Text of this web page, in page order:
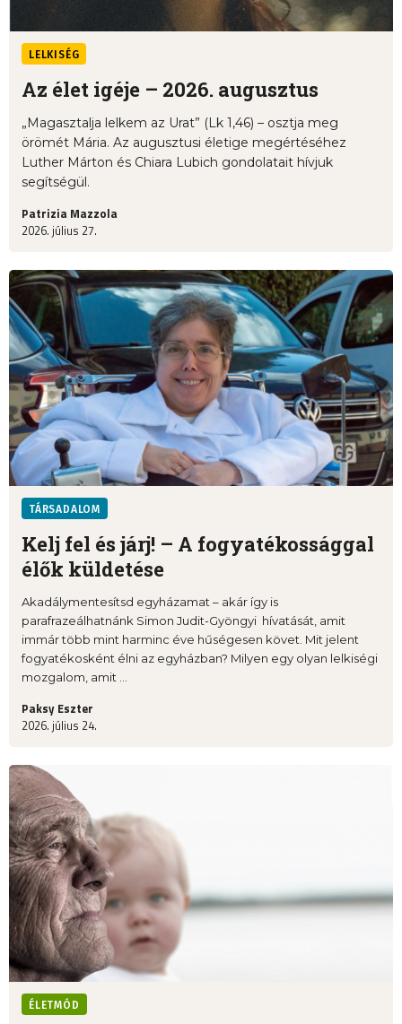
LELKISÉG
Az élet igéje – 2026. augusztus
„Magasztalja lelkem az Urat” (Lk 1,46) – osztja meg
örömét Mária. Az augusztusi életige megértéséhez
Luther Márton és Chiara Lubich gondolatait hívjuk
segítségül.
Patrizia Mazzola
2026. július 27.
TÁRSADALOM
Kelj fel és járj! – A fogyatékossággal
élők küldetése
Akadálymentesítsd egyházamat – akár így is
parafrazeálhatnánk Simon Judit-Gyöngyi hívatását, amit
immár több mint harminc éve hűségesen követ. Mit jelent
fogyatékosként élni az egyházban? Milyen egy olyan lelkiségi
mozgalom, amit ...
Paksy Eszter
2026. július 24.
ÉLETMÓD